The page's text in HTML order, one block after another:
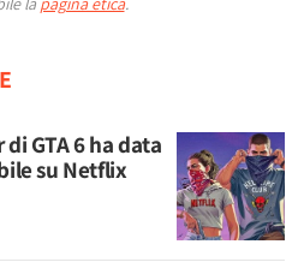
GTA 6 ha data
su Netflix